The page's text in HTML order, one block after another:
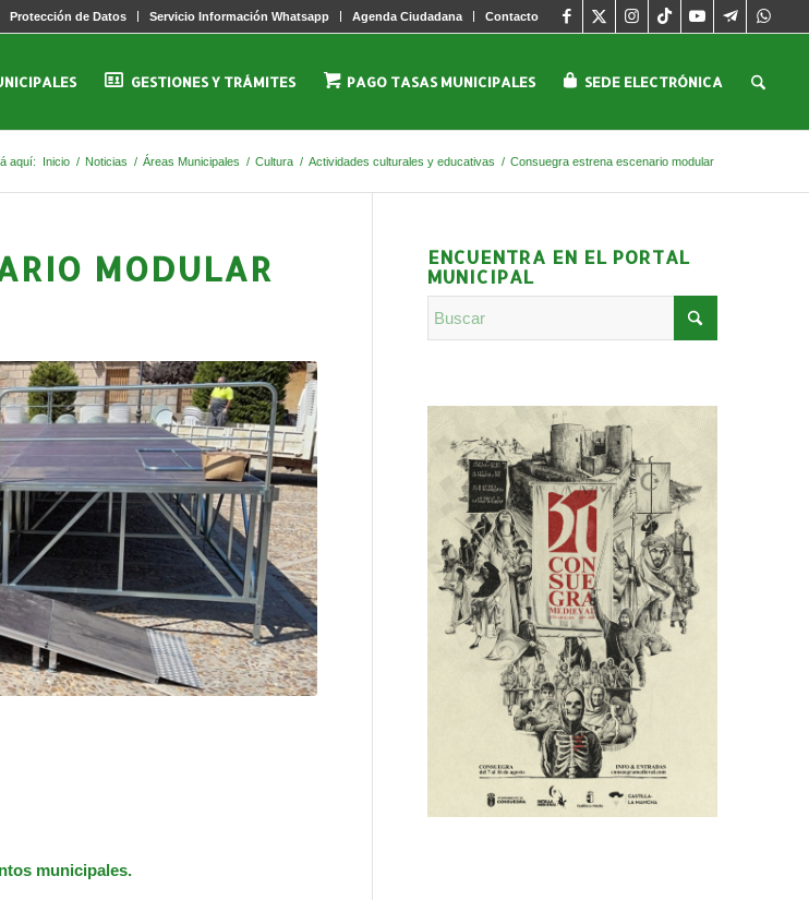
Protección de Datos Servicio Información Whatsapp Agenda Ciudadana Contacto
GESTIONES Y TRÁMITES PAGO TASAS MUNICIPALES SEDE ELECTRÓNICA
aquí: Inicio / Noticias / Áreas Municipales / Cultura / Actividades culturales y educativas / Consuegra estrena escenario modular
MODULAR
municipales.
ENCUENTRA EN EL PORTAL
MUNICIPAL